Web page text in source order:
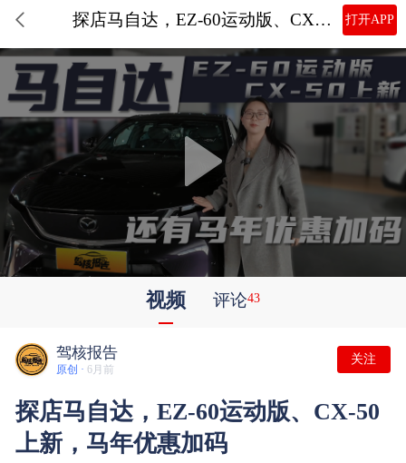
探店马自达，EZ-60运动版、CX-50上新，马年优惠加码 打开APP
视频 评论43
驾核报告
原创 · 6月前
关注
探店马自达，EZ-60运动版、CX-50
上新，马年优惠加码